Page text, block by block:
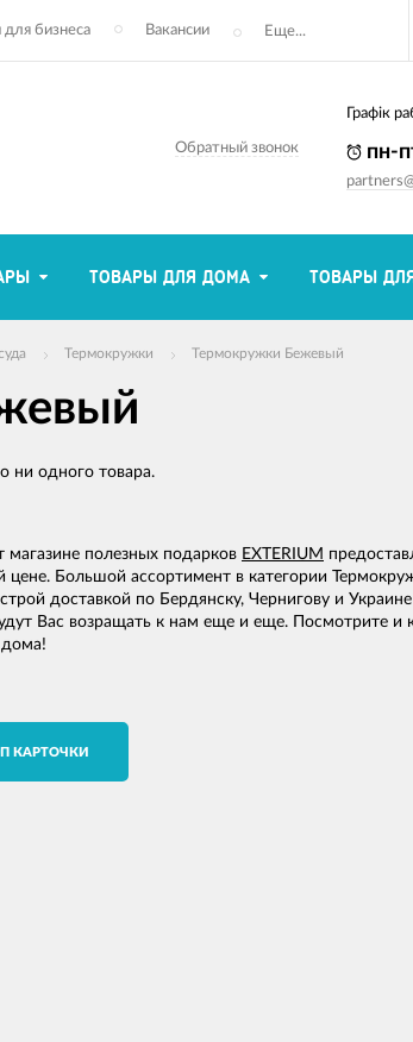
для бизнеса Вакансии Еще...
Обратный звонок
Графік
пн-
ТОВАРЫ ДЛЯ ДОМА ТОВАРЫ
Термокружки Термокружки Бежевый
ни одного товара.
магазине полезных подарков EXTERIUM
цене. Большой ассортимент в категории
доставкой по Бердянску, Чернигову и
Вас возращать к нам еще и еще. Посмотрите и
КАРТОЧКИ